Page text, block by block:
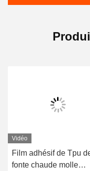
Vidéo
Film adhésif de Tpu
fonte chaude molle